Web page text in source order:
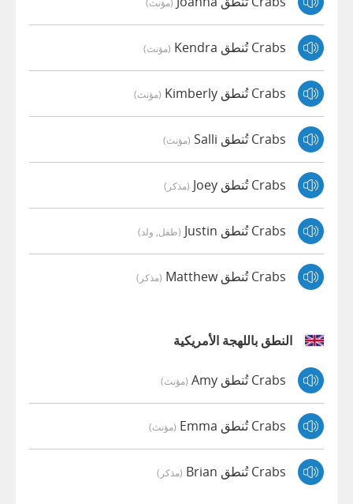
Crabs تُنطق Kendra (مؤنث)
Crabs تُنطق Kimberly (مؤنث)
Crabs تُنطق Salli (مؤنث)
Crabs تُنطق Joey (مذكر)
Crabs تُنطق Justin (طفل, ولد)
Crabs تُنطق Matthew (مذكر)
النطق باللهجة الأمريكية
Crabs تُنطق Amy (مؤنث)
Crabs تُنطق Emma (مؤنث)
Crabs تُنطق Brian (مذكر)